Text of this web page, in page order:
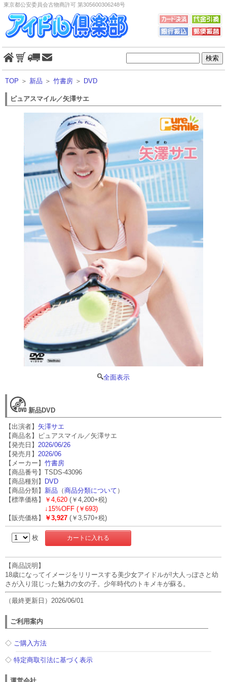
東京都公安委員会古物商許可 第305600306248号
TOP ＞ 新品 ＞竹書房 ＞ DVD
ピュアスマイル／矢澤サエ
全面表示
新品DVD
【出演者】 矢澤サエ
【商品名】ピュアスマイル／矢澤サエ
【発売日】 2026/06/26
【発売月】 2026/06
【メーカー】竹書房
【商品番号】TSDS-43096
【商品種別】 DVD
【商品分類】 新品 （商品分類について ）
【標準価格】
￥4,620 (￥4,200+税)
↓ 15%OFF (￥693)
【販売価格】
￥3,927 (￥3,570+税)
枚
【商品説明】
18歳になってイメージをリリースする美少女アイドルが!大人っぽさと幼
さが入り混じった魅力の女の子。少年時代のトキメキが蘇る。
（最終更新日）2026/06/01
ご利用案内
◇ ご購入方法
◇特定商取引法に基づく表示